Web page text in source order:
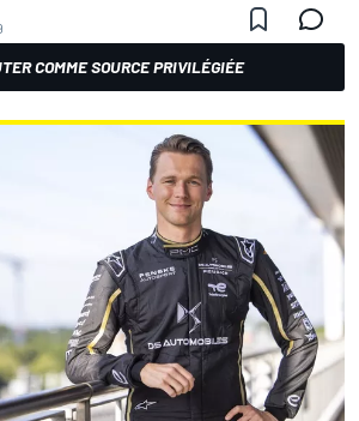
COMME SOURCE PRIVILÉGIÉE